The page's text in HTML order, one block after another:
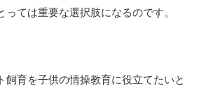
ては重要な選択肢になるのです。
飼育を子供の情操教育に役立てたいと